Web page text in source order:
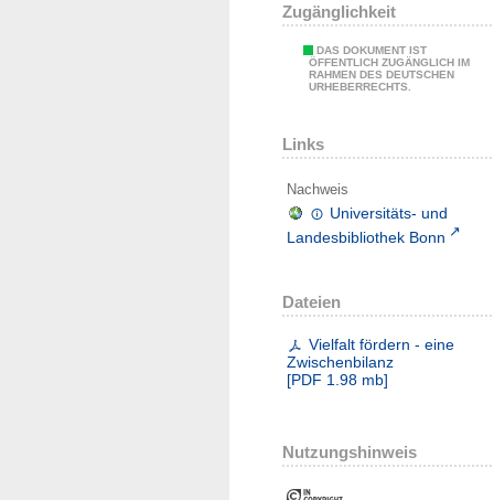
Zugänglichkeit
DAS DOKUMENT IST
ÖFFENTLICH ZUGÄNGLICH IM
RAHMEN DES DEUTSCHEN
URHEBERRECHTS.
Links
Nachweis
Universitäts- und
Landesbibliothek Bonn
Dateien
Vielfalt fördern - eine
Zwischenbilanz
[PDF 1.98 mb]
Nutzungshinweis